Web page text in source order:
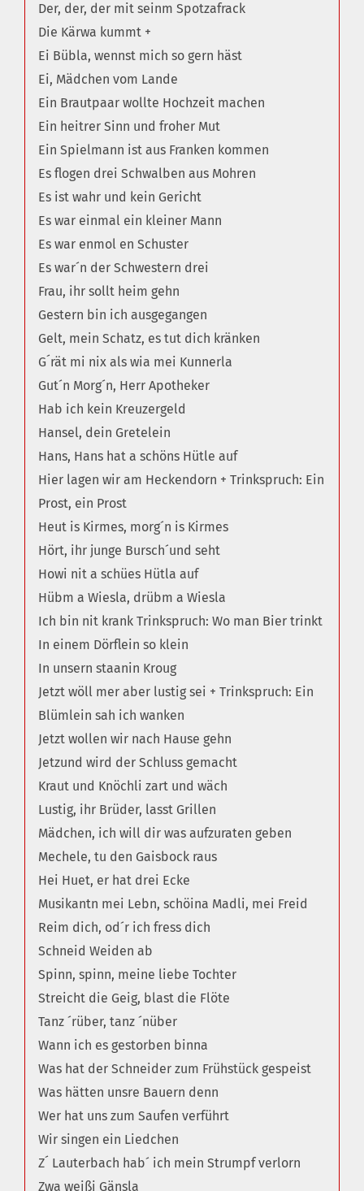
Der, der, der mit seinm Spotzafrack
Die Kärwa kummt +
Ei Bübla, wennst mich so gern häst
Ei, Mädchen vom Lande
Ein Brautpaar wollte Hochzeit machen
Ein heitrer Sinn und froher Mut
Ein Spielmann ist aus Franken kommen
Es flogen drei Schwalben aus Mohren
Es ist wahr und kein Gericht
Es war einmal ein kleiner Mann
Es war enmol en Schuster
Es war´n der Schwestern drei
Frau, ihr sollt heim gehn
Gestern bin ich ausgegangen
Gelt, mein Schatz, es tut dich kränken
G´rät mi nix als wia mei Kunnerla
Gut´n Morg´n, Herr Apotheker
Hab ich kein Kreuzergeld
Hansel, dein Gretelein
Hans, Hans hat a schöns Hütle auf
Hier lagen wir am Heckendorn + Trinkspruch: Ein
Prost, ein Prost
Heut is Kirmes, morg´n is Kirmes
Hört, ihr junge Bursch´und seht
Howi nit a schües Hütla auf
Hübm a Wiesla, drübm a Wiesla
Ich bin nit krank Trinkspruch: Wo man Bier trinkt
In einem Dörflein so klein
In unsern staanin Kroug
Jetzt wöll mer aber lustig sei + Trinkspruch: Ein
Blümlein sah ich wanken
Jetzt wollen wir nach Hause gehn
Jetzund wird der Schluss gemacht
Kraut und Knöchli zart und wäch
Lustig, ihr Brüder, lasst Grillen
Mädchen, ich will dir was aufzuraten geben
Mechele, tu den Gaisbock raus
Hei Huet, er hat drei Ecke
Musikantn mei Lebn, schöina Madli, mei Freid
Reim dich, od´r ich fress dich
Schneid Weiden ab
Spinn, spinn, meine liebe Tochter
Streicht die Geig, blast die Flöte
Tanz ´rüber, tanz ´nüber
Wann ich es gestorben binna
Was hat der Schneider zum Frühstück gespeist
Was hätten unsre Bauern denn
Wer hat uns zum Saufen verführt
Wir singen ein Liedchen
Z´ Lauterbach hab´ ich mein Strumpf verlorn
Zwa weißi Gänsla